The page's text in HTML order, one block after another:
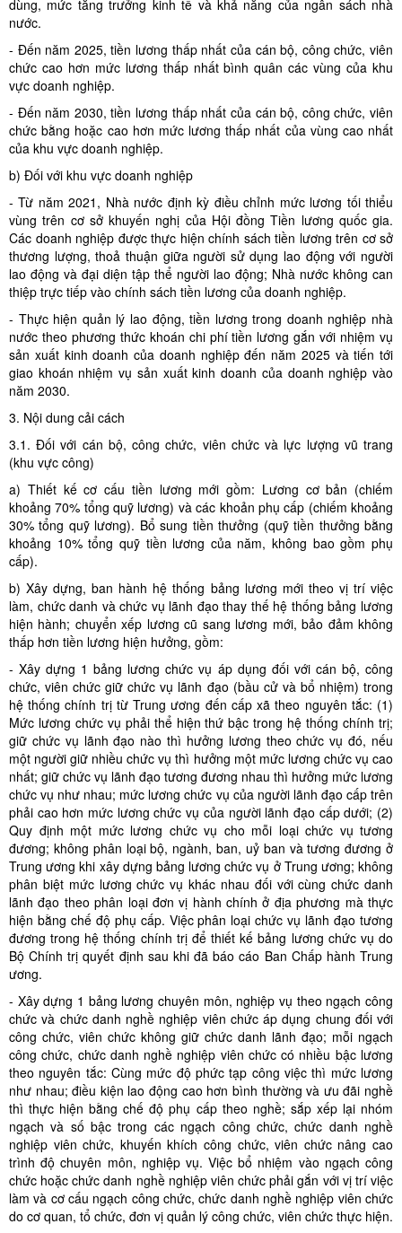
dùng, mức tăng trưởng kinh tế và khả năng của ngân sách nhà
nước.
- Đến năm 2025, tiền lương thấp nhất của cán bộ, công chức, viên
chức cao hơn mức lương thấp nhất bình quân các vùng của khu
vực doanh nghiệp.
- Đến năm 2030, tiền lương thấp nhất của cán bộ, công chức, viên
chức bằng hoặc cao hơn mức lương thấp nhất của vùng cao nhất
của khu vực doanh nghiệp.
b) Đối với khu vực doanh nghiệp
- Từ năm 2021, Nhà nước định kỳ điều chỉnh mức lương tối thiểu
vùng trên cơ sở khuyến nghị của Hội đồng Tiền lương quốc gia.
Các doanh nghiệp được thực hiện chính sách tiền lương trên cơ sở
thương lượng, thoả thuận giữa người sử dụng lao động với người
lao động và đại diện tập thể người lao động; Nhà nước không can
thiệp trực tiếp vào chính sách tiền lương của doanh nghiệp.
- Thực hiện quản lý lao động, tiền lương trong doanh nghiệp nhà
nước theo phương thức khoán chi phí tiền lương gắn với nhiệm vụ
sản xuất kinh doanh của doanh nghiệp đến năm 2025 và tiến tới
giao khoán nhiệm vụ sản xuất kinh doanh của doanh nghiệp vào
năm 2030.
3. Nội dung cải cách
3.1. Đối với cán bộ, công chức, viên chức và lực lượng vũ trang
(khu vực công)
a) Thiết kế cơ cấu tiền lương mới gồm: Lương cơ bản (chiếm
khoảng 70% tổng quỹ lương) và các khoản phụ cấp (chiếm khoảng
30% tổng quỹ lương). Bổ sung tiền thưởng (quỹ tiền thưởng bằng
khoảng 10% tổng quỹ tiền lương của năm, không bao gồm phụ
cấp).
b) Xây dựng, ban hành hệ thống bảng lương mới theo vị trí việc
làm, chức danh và chức vụ lãnh đạo thay thế hệ thống bảng lương
hiện hành; chuyển xếp lương cũ sang lương mới, bảo đảm không
thấp hơn tiền lương hiện hưởng, gồm:
- Xây dựng 1 bảng lương chức vụ áp dụng đối với cán bộ, công
chức, viên chức giữ chức vụ lãnh đạo (bầu cử và bổ nhiệm) trong
hệ thống chính trị từ Trung ương đến cấp xã theo nguyên tắc: (1)
Mức lương chức vụ phải thể hiện thứ bậc trong hệ thống chính trị;
giữ chức vụ lãnh đạo nào thì hưởng lương theo chức vụ đó, nếu
một người giữ nhiều chức vụ thì hưởng một mức lương chức vụ cao
nhất; giữ chức vụ lãnh đạo tương đương nhau thì hưởng mức lương
chức vụ như nhau; mức lương chức vụ của người lãnh đạo cấp trên
phải cao hơn mức lương chức vụ của người lãnh đạo cấp dưới; (2)
Quy định một mức lương chức vụ cho mỗi loại chức vụ tương
đương; không phân loại bộ, ngành, ban, uỷ ban và tương đương ở
Trung ương khi xây dựng bảng lương chức vụ ở Trung ương; không
phân biệt mức lương chức vụ khác nhau đối với cùng chức danh
lãnh đạo theo phân loại đơn vị hành chính ở địa phương mà thực
hiện bằng chế độ phụ cấp. Việc phân loại chức vụ lãnh đạo tương
đương trong hệ thống chính trị để thiết kế bảng lương chức vụ do
Bộ Chính trị quyết định sau khi đã báo cáo Ban Chấp hành Trung
ương.
- Xây dựng 1 bảng lương chuyên môn, nghiệp vụ theo ngạch công
chức và chức danh nghề nghiệp viên chức áp dụng chung đối với
công chức, viên chức không giữ chức danh lãnh đạo; mỗi ngạch
công chức, chức danh nghề nghiệp viên chức có nhiều bậc lương
theo nguyên tắc: Cùng mức độ phức tạp công việc thì mức lương
như nhau; điều kiện lao động cao hơn bình thường và ưu đãi nghề
thì thực hiện bằng chế độ phụ cấp theo nghề; sắp xếp lại nhóm
ngạch và số bậc trong các ngạch công chức, chức danh nghề
nghiệp viên chức, khuyến khích công chức, viên chức nâng cao
trình độ chuyên môn, nghiệp vụ. Việc bổ nhiệm vào ngạch công
chức hoặc chức danh nghề nghiệp viên chức phải gắn với vị trí việc
làm và cơ cấu ngạch công chức, chức danh nghề nghiệp viên chức
do cơ quan, tổ chức, đơn vị quản lý công chức, viên chức thực hiện.